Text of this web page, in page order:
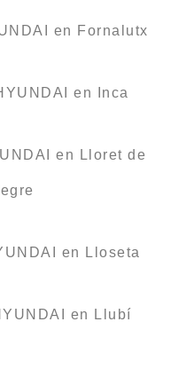
en Fornalutx
en Inca
en Lloret de
en Lloseta
en Llubí